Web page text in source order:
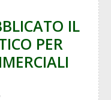
IL
PER